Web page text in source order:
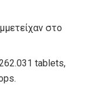
στο
tablets,